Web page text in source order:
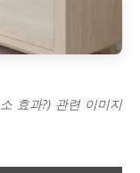
효과?) 관련 이미지